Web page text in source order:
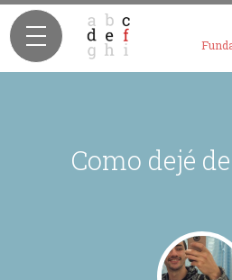
Como dejé